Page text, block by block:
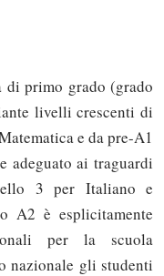
primo grado (grado
livelli crescenti di
e da pre-A1
adeguato ai traguardi
3 per Italiano e
A2 è esplicitamente
per la scuola
nazionale gli studenti